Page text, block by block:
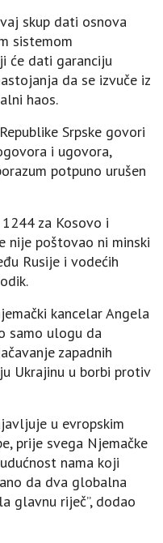
skup dati osnova
sistemom
će dati garanciju
da se izvuče iz
haos.
Srpske govori
i ugovora,
potpuno urušen
za Kosovo i
nije poštovao ni minski
Rusije i vodećih
kancelar Angela
samo ulogu da
zapadnih
Ukrajinu u borbi protiv
u evropskim
prije svega Njemačke
nama koji
da dva globalna
glavnu riječ”, dodao